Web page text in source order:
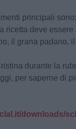
principali
ricetta deve
il grana padano,
durante la
per saperne di
downloads/